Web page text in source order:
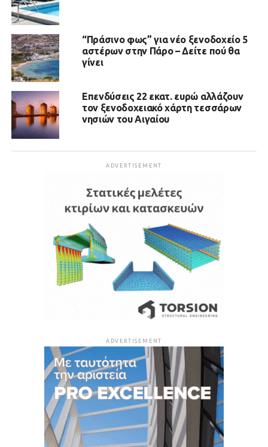
“Πράσινο φως” για νέο ξενοδοχείο 5
αστέρων στην Πάρο – Δείτε πού θα
γίνει
Επενδύσεις 22 εκατ. ευρώ αλλάζουν
τον ξενοδοχειακό χάρτη τεσσάρων
νησιών του Αιγαίου
ADVERTISEMENT
ADVERTISEMENT